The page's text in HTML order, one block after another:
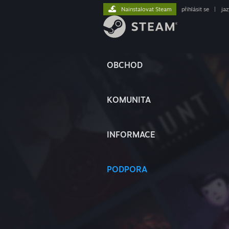
OBCHOD
KOMUNITA
INFORMACE
PODPORA
Nainstalovat Steam přihlásit se